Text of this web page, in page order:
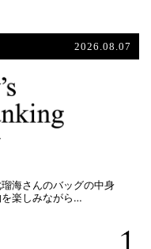
2026.08.07
海さんのバッグの中身
楽しみながら…